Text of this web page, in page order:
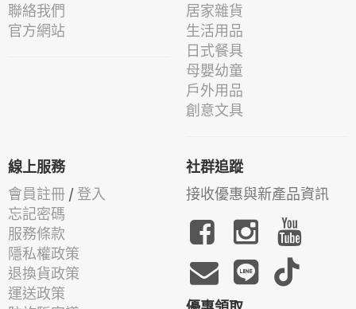
聯絡我們
官方網站
居家雜貨
生活用品
日式餐具
母嬰幼童
戶外用品
創意文具
線上服務
會員註冊 / 登入
忘記密碼
服務條款
隱私權政策
退換貨政策
運送政策
社群追蹤
接收優惠與新產品資訊